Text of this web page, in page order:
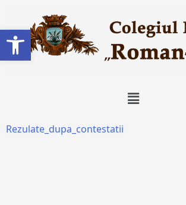
Deschide bara de unelte
Rezulate_dupa_contestatii